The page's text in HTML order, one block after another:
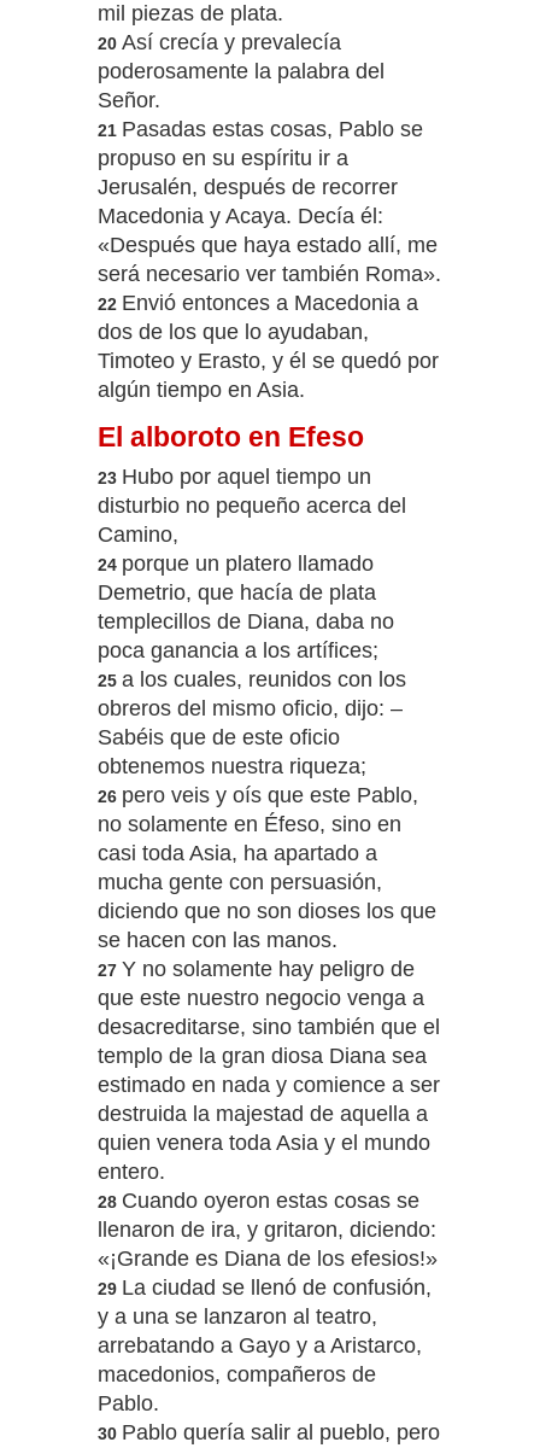
mil piezas de plata.
20 Así crecía y prevalecía
poderosamente la palabra del
Señor.
21 Pasadas estas cosas, Pablo se
propuso en su espíritu ir a
Jerusalén, después de recorrer
Macedonia y Acaya. Decía él:
«Después que haya estado allí, me
será necesario ver también Roma».
22 Envió entonces a Macedonia a
dos de los que lo ayudaban,
Timoteo y Erasto, y él se quedó por
algún tiempo en Asia.
El alboroto en Efeso
23 Hubo por aquel tiempo un
disturbio no pequeño acerca del
Camino,
24 porque un platero llamado
Demetrio, que hacía de plata
templecillos de Diana, daba no
poca ganancia a los artífices;
25 a los cuales, reunidos con los
obreros del mismo oficio, dijo: –
Sabéis que de este oficio
obtenemos nuestra riqueza;
26 pero veis y oís que este Pablo,
no solamente en Éfeso, sino en
casi toda Asia, ha apartado a
mucha gente con persuasión,
diciendo que no son dioses los que
se hacen con las manos.
27 Y no solamente hay peligro de
que este nuestro negocio venga a
desacreditarse, sino también que el
templo de la gran diosa Diana sea
estimado en nada y comience a ser
destruida la majestad de aquella a
quien venera toda Asia y el mundo
entero.
28 Cuando oyeron estas cosas se
llenaron de ira, y gritaron, diciendo:
«¡Grande es Diana de los efesios!»
29 La ciudad se llenó de confusión,
y a una se lanzaron al teatro,
arrebatando a Gayo y a Aristarco,
macedonios, compañeros de
Pablo.
30 Pablo quería salir al pueblo, pero